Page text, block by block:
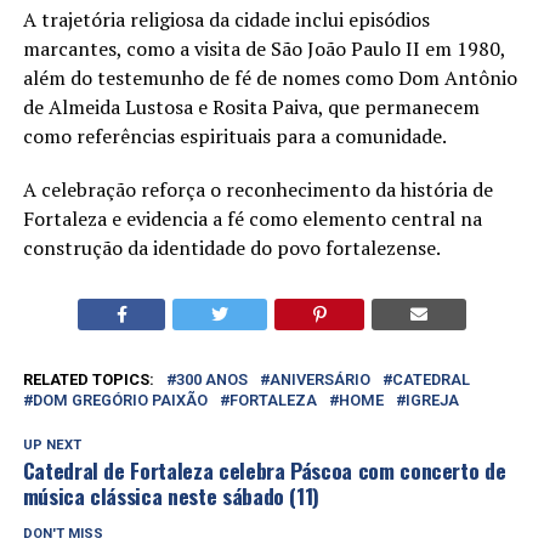
A trajetória religiosa da cidade inclui episódios
marcantes, como a visita de São João Paulo II em 1980,
além do testemunho de fé de nomes como Dom Antônio
de Almeida Lustosa e Rosita Paiva, que permanecem
como referências espirituais para a comunidade.
A celebração reforça o reconhecimento da história de
Fortaleza e evidencia a fé como elemento central na
construção da identidade do povo fortalezense.
RELATED TOPICS: 300 ANOS ANIVERSÁRIO
CATEDRAL
DOM GREGÓRIO PAIXÃO
FORTALEZA HOME IGREJA
UP NEXT
Catedral de Fortaleza celebra Páscoa com concerto de
música clássica neste sábado (11)
DON'T MISS